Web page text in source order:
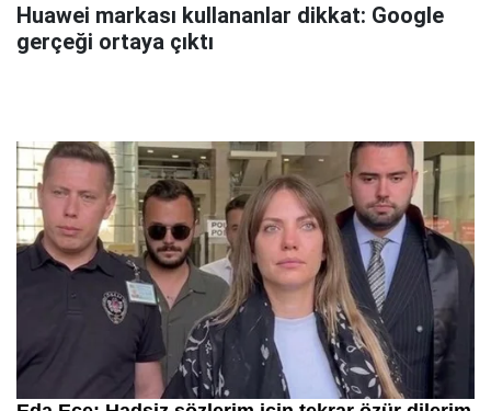
Huawei markası kullananlar dikkat: Google
gerçeği ortaya çıktı